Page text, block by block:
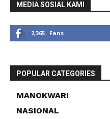
MEDIA SOSIAL KAMI
2,365 Fans
POPULAR CATEGORIES
MANOKWARI
NASIONAL